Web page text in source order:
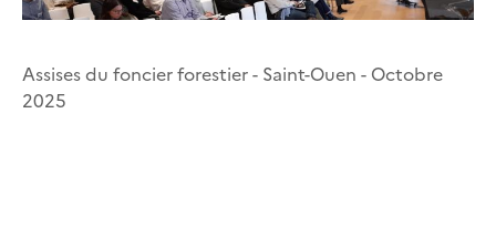
Assises du foncier forestier - Saint-Ouen - Octobre
2025